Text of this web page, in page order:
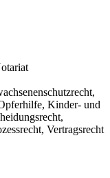
Kinder- und
Vertragsrecht